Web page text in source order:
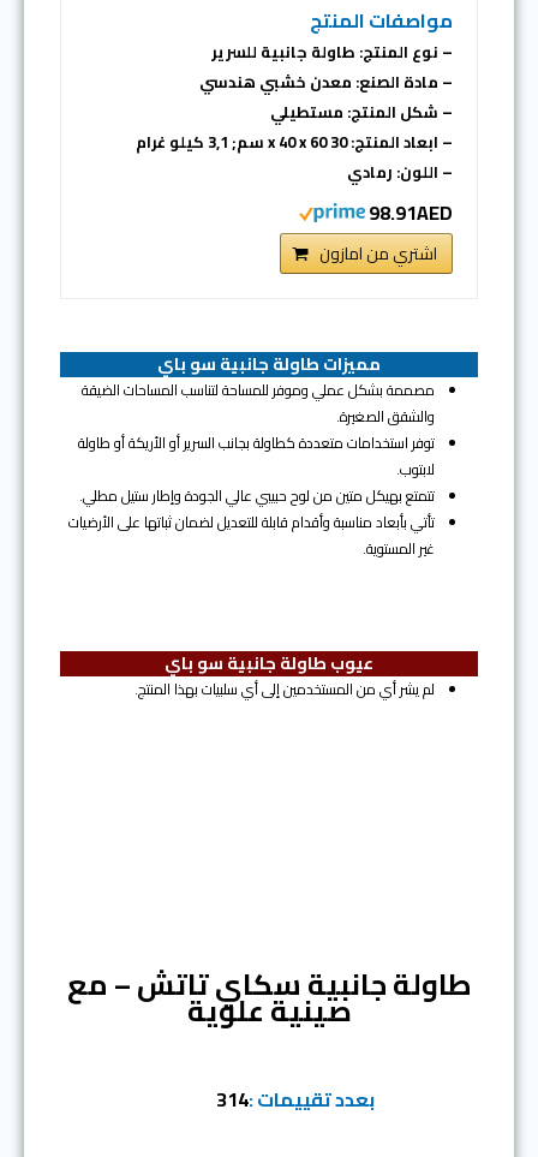
مواصفات المنتج
– نوع المنتج: طاولة جانبية للسرير
– مادة الصنع: معدن خشبي هندسي
– شكل المنتج: مستطيلي
– ابعاد المنتج: 30 x 40 x 60 سم; 3,1 كيلو غرام
– اللون: رمادي
98.91AED
اشتري من امازون
مميزات طاولة جانبية سو باي
مصممة بشكل عملي وموفر للمساحة لتناسب المساحات الضيقة
والشقق الصغيرة.
توفر استخدامات متعددة كطاولة بجانب السرير أو الأريكة أو طاولة
لابتوب.
تتمتع بهيكل متين من لوح حبيبي عالي الجودة وإطار ستيل مطلي.
تأتي بأبعاد مناسبة وأقدام قابلة للتعديل لضمان ثباتها على الأرضيات
غير المستوية.
عيوب طاولة جانبية سو باي
لم يشر أي من المستخدمين إلى أي سلبيات بهذا المنتج.
طاولة جانبية سكاي تاتش – مع
صينية علوية
بعدد تقييمات :314